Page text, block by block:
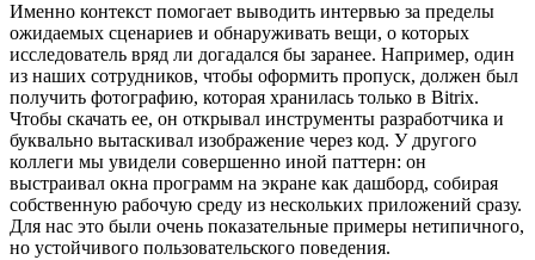
Именно контекст помогает выводить интервью за пределы
ожидаемых сценариев и обнаруживать вещи, о которых
исследователь вряд ли догадался бы заранее. Например, один
из наших сотрудников, чтобы оформить пропуск, должен был
получить фотографию, которая хранилась только в Bitrix.
Чтобы скачать ее, он открывал инструменты разработчика и
буквально вытаскивал изображение через код. У другого
коллеги мы увидели совершенно иной паттерн: он
выстраивал окна программ на экране как дашборд, собирая
собственную рабочую среду из нескольких приложений сразу.
Для нас это были очень показательные примеры нетипичного,
но устойчивого пользовательского поведения.